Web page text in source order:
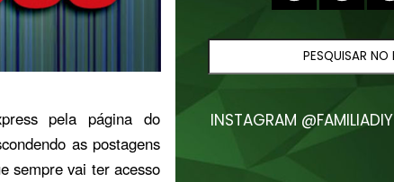
pela página do
as postagens
sempre vai ter acesso
INSTAGRAM @FAMILIADIY